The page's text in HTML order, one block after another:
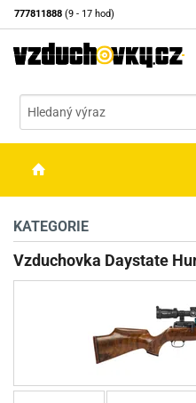
777811888 (9 - 17 hod)
OPTIKA
STŘELIVO
DETEKTORY KOVŮ
KONTAKTY
KATEGORIE
Vzduchovka Daystate